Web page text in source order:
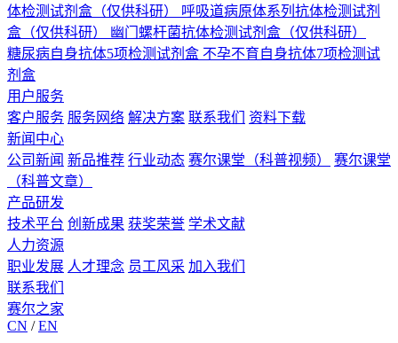
体检测试剂盒（仅供科研）
呼吸道病原体系列抗体检测试剂
盒（仅供科研）
幽门螺杆菌抗体检测试剂盒（仅供科研）
糖尿病自身抗体5项检测试剂盒 不孕不育自身抗体7项检测试
剂盒
用户服务
客户服务 服务网络 解决方案 联系我们
资料下载
新闻中心
公司新闻 新品推荐 行业动态 赛尔课堂（科普视频）
赛尔课堂
（科普文章）
产品研发
技术平台 创新成果 获奖荣誉 学术文献
人力资源
职业发展 人才理念 员工风采 加入我们
联系我们
赛尔之家
CN /EN